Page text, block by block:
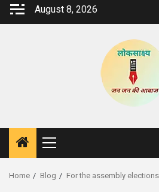
Skip
August 8, 2026
Primary
Menu
Home Blog For the assembly